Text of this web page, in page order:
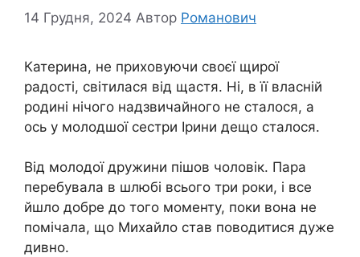
14 Грудня, 2024 Автор Романович
Катерина, не приховуючи своєї щирої
радості, світилася від щастя. Ні, в її власній
родині нічого надзвичайного не сталося, а
ось у молодшої сестри Ірини дещо сталося.
Від молодої дружини пішов чоловік. Пара
перебувала в шлюбі всього три роки, і все
йшло добре до того моменту, поки вона не
помічала, що Михайло став поводитися дуже
дивно.